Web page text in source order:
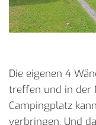
Die eigenen 4
treffen und in der
Campingplatz
verbringen. Und